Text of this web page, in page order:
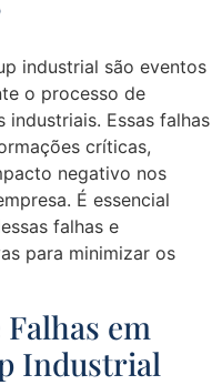
industrial são eventos
o processo de
Essas falhas
críticas,
negativo nos
É essencial
falhas e
para minimizar os
em
Industrial